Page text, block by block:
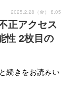
正アクセス
性 2枚目の
2025.2.28（金） 8:05
続きをお読みい